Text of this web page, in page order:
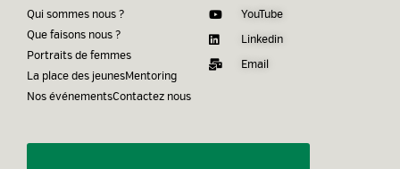
Qui sommes nous ?
Que faisons nous ?
Portraits de femmes
La place des jeunesMentoring
Nos événementsContactez nous
YouTube
Linkedin
Email